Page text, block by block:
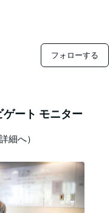
フォローする
ゲート モニター
細へ）